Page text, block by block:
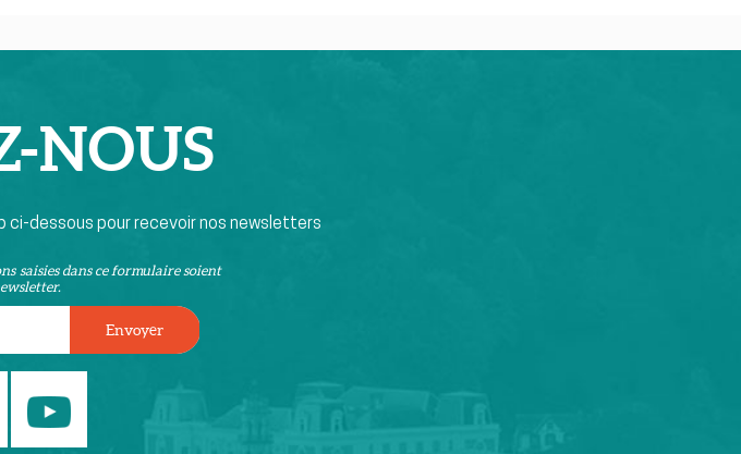
NOUS
ci-dessous pour recevoir nos newsletters
saisies dans ce formulaire soient